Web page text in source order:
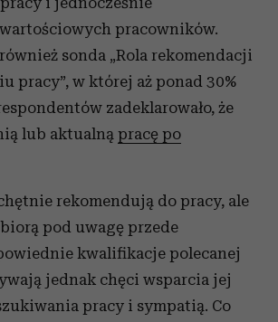
pracowników.
sonda „Rola rekomendacji
pracy”, w której aż ponad 30%
zadeklarowało, że
lub aktualną pracę po
rekomendują do pracy, ale
pod uwagę przede
kwalifikacje polecanej
jednak chęci wsparcia jej
pracy i sympatią. Co